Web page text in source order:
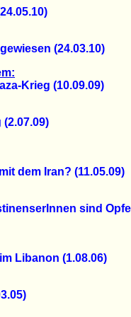
(24.03.10)
Krieg (10.09.09)
dem Iran? (11.05.09)
sind
Libanon (1.08.06)